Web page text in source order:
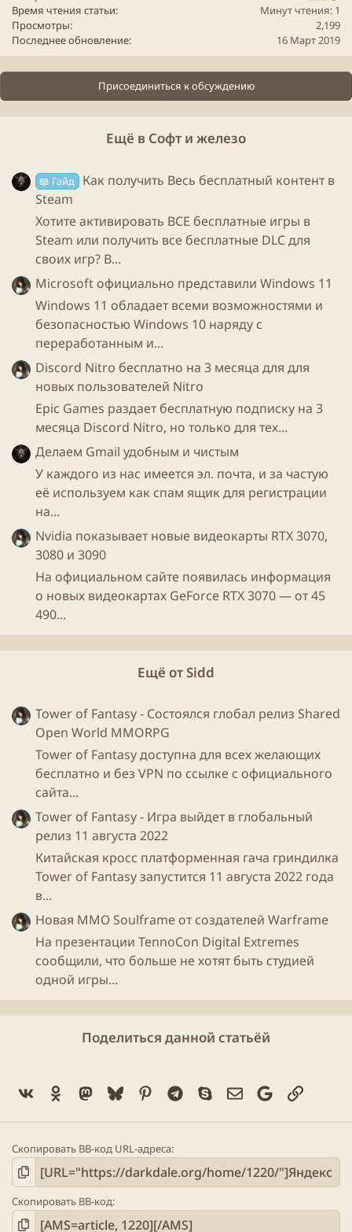
Инвайт получить довольно просто - в телеграмме по
поиску аура найти группы, почти в каждой раздают
Время чтения статьи
Минут чтения: 1
Просмотры
2,199
Последнее обновление
16 Март 2019
Присоединиться к обсуждению
Ещё в Софт и железо
📖 Гайд
Как получить Весь бесплатный контент в
Steam
Хотите активировать ВСЕ бесплатные игры в
Steam или получить все бесплатные DLC для
своих игр? В...
Microsoft официально представили Windows 11
Windows 11 обладает всеми возможностями и
безопасностью Windows 10 наряду с
переработанным и...
Discord Nitro бесплатно на 3 месяца для для
новых пользователей Nitro
Epic Games раздает бесплатную подписку на 3
месяца Discord Nitro, но только для тех...
Делаем Gmail удобным и чистым
У каждого из нас имеется эл. почта, и за частую
её используем как спам ящик для регистрации
на...
Nvidia показывает новые видеокарты RTX 3070,
3080 и 3090
На официальном сайте появилась информация
о новых видеокартах GeForce RTX 3070 — от 45
490...
Ещё от Sidd
Tower of Fantasy - Состоялся глобал релиз Shared
Open World MMORPG
Tower of Fantasy доступна для всех желающих
бесплатно и без VPN по ссылке с официального
сайта...
Tower of Fantasy - Игра выйдет в глобальный
релиз 11 августа 2022
Китайская кросс платформенная гача гриндилка
Tower of Fantasy запустится 11 августа 2022 года
в...
Новая ММО Soulframe от создателей Warframe
На презентации TennoCon Digital Extremes
сообщили, что больше не хотят быть студией
одной игры...
Поделиться данной статьёй
Vk Ok Mastodon
BlueskyPinterestTelegram
SkypeЭлектронная
GoogleСсылка
Скопировать BB-код URL-адреса
Скопировать BB-код